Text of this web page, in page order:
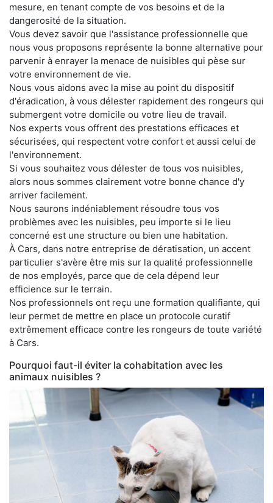
mesure, en tenant compte de vos besoins et de la
dangerosité de la situation.
Vous devez savoir que l'assistance professionnelle que
nous vous proposons représente la bonne alternative pour
parvenir à enrayer la menace de nuisibles qui pèse sur
votre environnement de vie.
Nous vous aidons avec la mise au point du dispositif
d'éradication, à vous délester rapidement des rongeurs qui
submergent votre domicile ou votre lieu de travail.
Nos experts vous offrent des prestations efficaces et
sécurisées, qui respectent votre confort et aussi celui de
l'environnement.
Si vous souhaitez vous délester de tous vos nuisibles,
alors nous sommes clairement votre bonne chance d'y
arriver facilement.
Nous saurons indéniablement résoudre tous vos
problèmes avec les nuisibles, peu importe si le lieu
concerné est une structure ou bien une habitation.
À Cars, dans notre entreprise de dératisation, un accent
particulier s'avère être mis sur la qualité professionnelle
de nos employés, parce que de cela dépend leur
efficience sur le terrain.
Nos professionnels ont reçu une formation qualifiante, qui
leur permet de mettre en place un protocole curatif
extrêmement efficace contre les rongeurs de toute variété
à Cars.
Pourquoi faut-il éviter la cohabitation avec les
animaux nuisibles ?